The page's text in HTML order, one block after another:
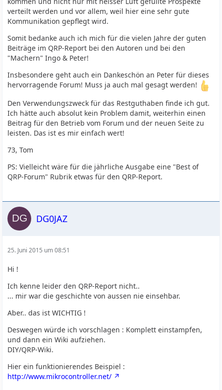
verteilt werden und vor allem, weil hier eine sehr gute
Kommunikation gepflegt wird.
Somit bedanke auch ich mich für die vielen Jahre der guten
Beiträge im QRP-Report bei den Autoren und bei den
"Machern" Ingo & Peter!
Insbesondere geht auch ein Dankeschön an Peter für dieses
hervorragende Forum! Muss ja auch mal gesagt werden!
Den Verwendungszweck für das Restguthaben finde ich gut.
Ich hätte auch absolut kein Problem damit, weiterhin einen
Beitrag für den Betrieb vom Forum und der neuen Seite zu
leisten. Das ist es mir einfach wert!
73, Tom
PS: Vielleicht wäre für die jährliche Ausgabe eine "Best of
QRP-Forum" Rubrik etwas für den QRP-Report.
DG0JAZ
25. Juni 2015 um 08:51
Hi !
Ich kenne leider den QRP-Report nicht..
... mir war die geschichte von aussen nie einsehbar.
Aber.. das ist WICHTIG !
Deswegen würde ich vorschlagen : Komplett einstampfen,
und dann ein Wiki aufziehen.
DIY/QRP-Wiki.
Hier ein funktionierendes Beispiel :
http://www.mikrocontroller.net/